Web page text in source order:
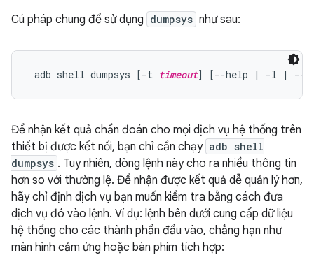
Cú pháp chung để sử dụng dumpsys như sau:
adb shell dumpsys [-t timeout] [--help | -l | --
Để nhận kết quả chẩn đoán cho mọi dịch vụ hệ thống trên
thiết bị được kết nối, bạn chỉ cần chạy adb shell
dumpsys . Tuy nhiên, dòng lệnh này cho ra nhiều thông tin
hơn so với thường lệ. Để nhận được kết quả dễ quản lý hơn,
hãy chỉ định dịch vụ bạn muốn kiểm tra bằng cách đưa
dịch vụ đó vào lệnh. Ví dụ: lệnh bên dưới cung cấp dữ liệu
hệ thống cho các thành phần đầu vào, chẳng hạn như
màn hình cảm ứng hoặc bàn phím tích hợp: